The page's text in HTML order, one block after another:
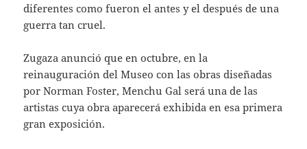
diferentes como fueron el antes y el después de una
guerra tan cruel.
Zugaza anunció que en octubre, en la
reinauguración del Museo con las obras diseñadas
por Norman Foster, Menchu Gal será una de las
artistas cuya obra aparecerá exhibida en esa primera
gran exposición.